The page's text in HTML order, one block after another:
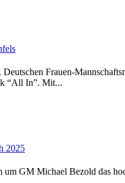
Deutschen Frauen-
“All In”. Mit...
2025
um GM Michael Bezold das